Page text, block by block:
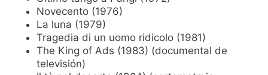
Novecento (1976)
La luna (1979)
Tragedia di un uomo ridicolo (1981)
The King of Ads (1983) (documental de
televisión)